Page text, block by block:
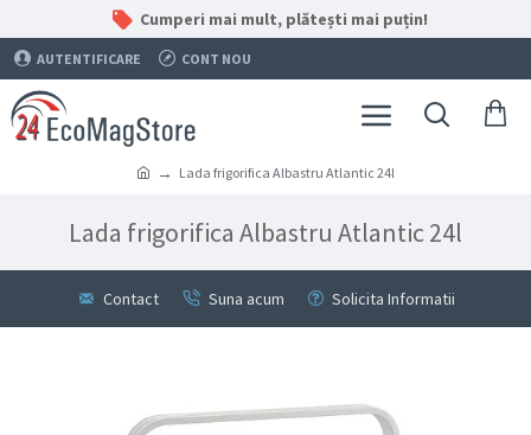
Cumperi mai mult, plătești mai puțin!
AUTENTIFICARE CONT NOU
Lada frigorifica Albastru Atlantic 24l
Lada frigorifica Albastru Atlantic 24l
Contact Suna acum Solicita Informatii